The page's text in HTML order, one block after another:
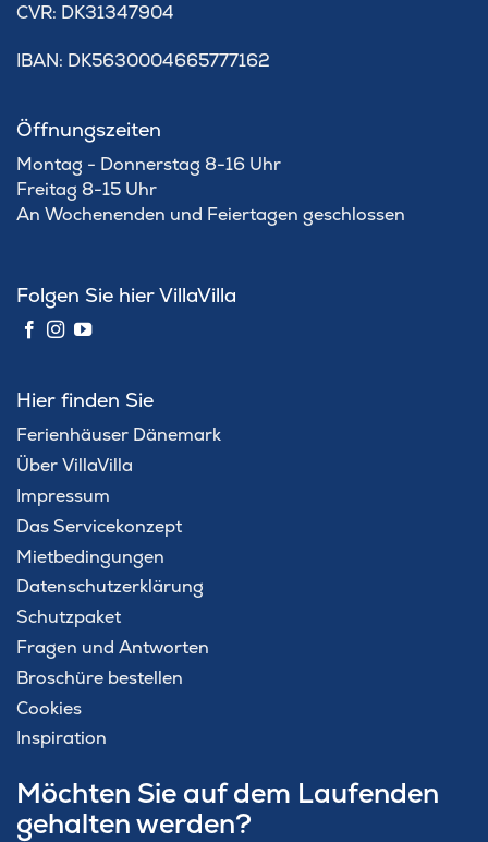
​CVR: DK31347904
IBAN: DK5630004665777162
Öffnungszeiten
Montag - Donnerstag 8-16 Uhr
Freitag 8-15 Uhr
An Wochenenden und Feiertagen geschlossen
Folgen Sie hier VillaVilla
Hier finden Sie
Ferienhäuser Dänemark
Über VillaVilla
Impressum
Das Servicekonzept
Mietbedingungen
Datenschutzerklärung
Schutzpaket
Fragen und Antworten
Broschüre bestellen
Cookies
Inspiration
Möchten Sie auf dem Laufenden
gehalten werden?